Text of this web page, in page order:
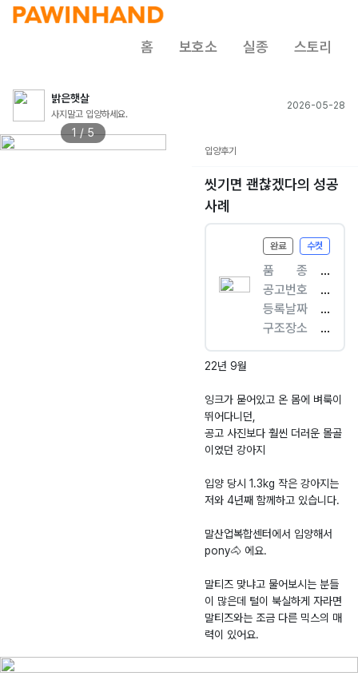
홈 보호소 실종 스토리
밝은햇살
사지말고 입양하세요.
2026-05-28
1 / 5
입양후기
씻기면 괜찮겠다의 성공
사례
완료 수컷
품ㅤㅤ종
[
개
]
믹
스
공고번호
전
북
-
김
2
2
-
0
3
8
등록날짜
2
0
2
9.
6
구조장소
김
제
업
술
터
22년 9월
잉크가 묻어있고 온 몸에 벼룩이
뛰어다니던,
공고 사진보다 훨씬 더러운 몰골
이였던 강아지
입양 당시 1.3kg 작은 강아지는
저와 4년째 함께하고 있습니다.
말산업복합센터에서 입양해서
pony🐴 에요.
말티즈 맞냐고 물어보시는 분들
이 많은데 털이 북실하게 자라면
말티즈와는 조금 다른 믹스의 매